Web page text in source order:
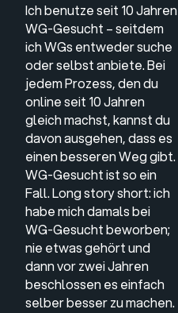
Ich benutze seit 10 Jahren
WG-Gesucht – seitdem
ich WGs entweder suche
oder selbst anbiete. Bei
jedem Prozess, den du
online seit 10 Jahren
gleich machst, kannst du
davon ausgehen, dass es
einen besseren Weg gibt.
WG-Gesucht ist so ein
Fall. Long story short: ich
habe mich damals bei
WG-Gesucht beworben;
nie etwas gehört und
dann vor zwei Jahren
beschlossen es einfach
selber besser zu machen.